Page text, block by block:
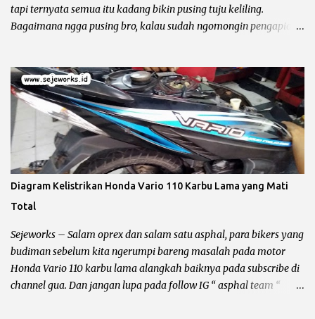
tapi ternyata semua itu kadang bikin pusing tuju keliling.
Bagaimana ngga pusing bro, kalau sudah ngomongin pengapian
lebih jauh harus diingat hal yang lagi dibahas itu masalah
pengapian bukan penerangan, karena kadang ada bro yang
bingung jadi gua perjelas dan pertajam setajam silet baru beli.
Pengapian berhubungan dengan CDI dan busi sementara
penerangan berhubungan dengan kiprok dan lampu depan. Jalur
CDI Honda Megapro Primus atau Suzuki Shogun 110 Pengapian
Sepeda Motor Dibagi Menjadi 3 Yaitu : Pengapian AC (Alternative
Current) Pengapian AC alias CDI bolak – balik adalah pengapian
yang bersumber pada spul sebagai pemicu letikan api pada busi,
sehingga terjadi proses pembakaran bahan bakar di ruang bakar.
Kelebihan dari jenis CDI AC ...
Diagram Kelistrikan Honda Vario 110 Karbu Lama yang Mati
Total
Sejeworks – Salam oprex dan salam satu asphal, para bikers yang
budiman sebelum kita ngerumpi bareng masalah pada motor
Honda Vario 110 karbu lama alangkah baiknya pada subscribe di
channel gua. Dan jangan lupa pada follow IG “ asphal team “